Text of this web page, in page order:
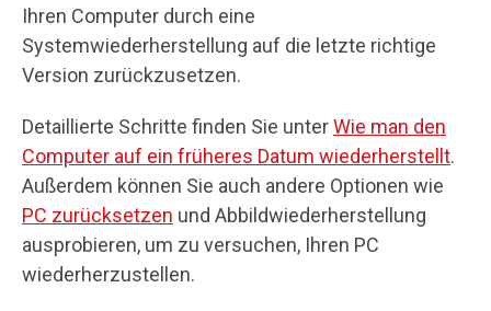
Ihren Computer durch eine
Systemwiederherstellung auf die letzte richtige
Version zurückzusetzen.
Detaillierte Schritte finden Sie unterWie man den
Computer auf ein früheres Datum wiederherstellt.
Außerdem können Sie auch andere Optionen wie
PC zurücksetzen und Abbildwiederherstellung
ausprobieren, um zu versuchen, Ihren PC
wiederherzustellen.